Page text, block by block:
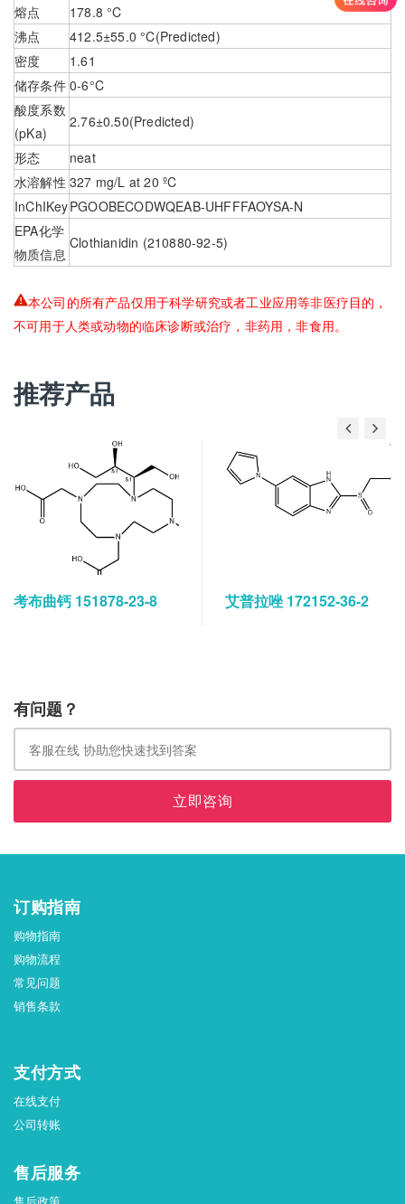
熔点
178.8 °C
沸点
412.5±55.0 °C(Predicted)
密度
1.61
储存条件 0-6°C
酸度系数
(pKa)
2.76±0.50(Predicted)
形态
neat
水溶解性 327 mg/L at 20 ºC
InChIKeyPGOOBECODWQEAB-UHFFFAOYSA-N
EPA化学
物质信息
Clothianidin (210880-92-5)
本公司的所有产品仅用于科学研究或者工业应用等非医疗目的，
不可用于人类或动物的临床诊断或治疗，非药用，非食用。
推荐产品
考布曲钙 151878-23-8 艾普拉唑 172152-36-2
有问题？
立即咨询
订购指南
购物指南
购物流程
常见问题
销售条款
支付方式
在线支付
公司转账
售后服务